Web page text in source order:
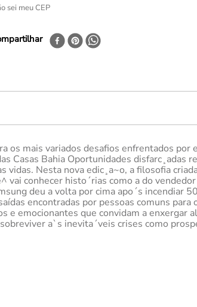
sei meu CEP
os mais variados desafios enfrentados por
Casas Bahia Oportunidades disfarc¸adas
Nesta nova edic¸a~o, a filosofia
conhecer histo´rias como a do
deu a volta por cima apo´s incendiar
encontradas por pessoas comuns para
e emocionantes que convidam a enxergar
a`s inevita´veis crises como